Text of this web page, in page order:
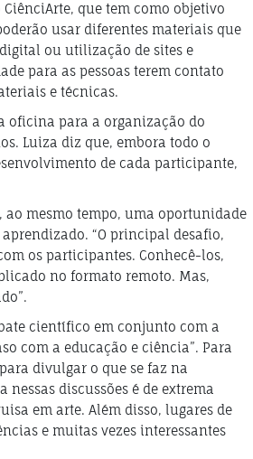
que tem como objetivo
usar diferentes materiais que
ou utilização de sites e
para as pessoas terem contato
e técnicas.
oficina para a organização do
Luiza diz que, embora todo o
de cada participante,
mesmo tempo, uma oportunidade
“O principal desafio,
os participantes. Conhecê-los,
no formato remoto. Mas,
científico em conjunto com a
com a educação e ciência”. Para
divulgar o que se faz na
discussões é de extrema
em arte. Além disso, lugares de
e muitas vezes interessantes